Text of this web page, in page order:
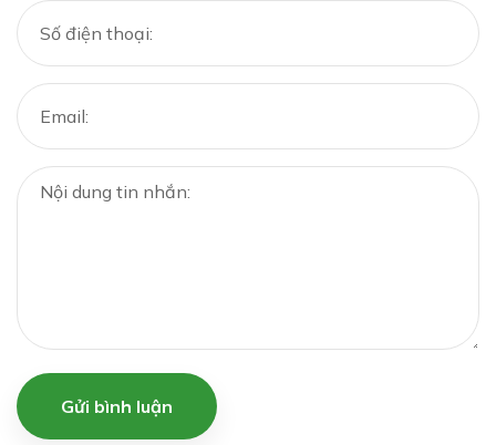
Gửi bình luận